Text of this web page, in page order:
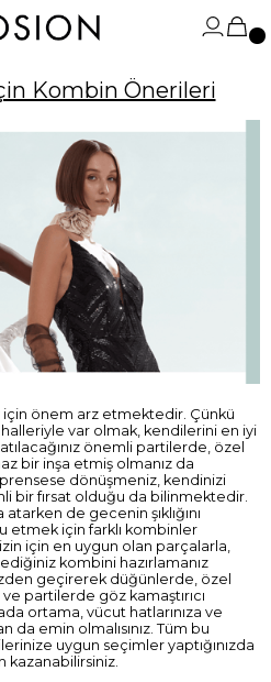
Kombin Önerileri
için önem arz etmektedir. Çünkü
var olmak, kendilerini en iyi
önemli partilerde, özel
bir inşa etmiş olmanız da
dönüşmeniz, kendinizi
bir fırsat olduğu da bilinmektedir.
de gecenin şıklığını
etmek için farklı kombinler
için en uygun olan parçalarla,
kombini hazırlamanız
geçirerek düğünlerde, özel
partilerde göz kamaştırıcı
ortama, vücut hatlarınıza ve
da emin olmalısınız. Tüm bu
uygun seçimler yaptığınızda
kazanabilirsiniz.